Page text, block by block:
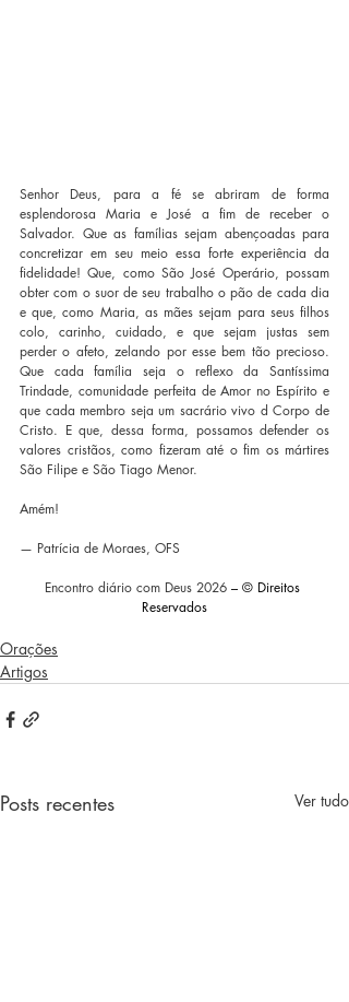
Senhor Deus, para a fé se abriram de forma
esplendorosa Maria e José a fim de receber o
Salvador. Que as famílias sejam abençoadas para
concretizar em seu meio essa forte experiência da
fidelidade! Que, como São José Operário, possam
obter com o suor de seu trabalho o pão de cada dia
e que, como Maria, as mães sejam para seus filhos
colo, carinho, cuidado, e que sejam justas sem
perder o afeto, zelando por esse bem tão precioso.
Que cada família seja o reflexo da Santíssima
Trindade, comunidade perfeita de Amor no Espírito e
que cada membro seja um sacrário vivo d Corpo de
Cristo. E que, dessa forma, possamos defender os
valores cristãos, como fizeram até o fim os mártires
São Filipe e São Tiago Menor.
Amém!
— Patrícia de Moraes, OFS
Encontro diário com Deus 2026 – © Direitos
Reservados
Orações
Artigos
Posts recentes Ver tudo